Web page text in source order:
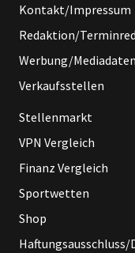
Kontakt/Impressum
Redaktion/
Werbung/Mediadaten
Verkaufsstellen
Stellenmarkt
VPN Vergleich
Finanz Vergleich
Sportwetten
Shop